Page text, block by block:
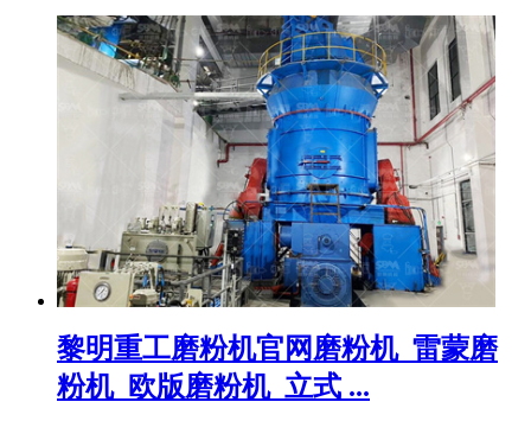
黎明重工磨粉机官网磨粉机_雷蒙磨
粉机_欧版磨粉机_立式 ...